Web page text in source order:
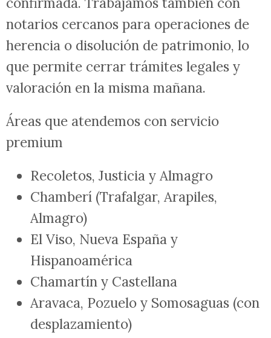
notarios cercanos para operaciones de
herencia o disolución de patrimonio, lo
que permite cerrar trámites legales y
valoración en la misma mañana.
Áreas que atendemos con servicio
premium
Recoletos, Justicia y Almagro
Chamberí (Trafalgar, Arapiles,
Almagro)
El Viso, Nueva España y
Hispanoamérica
Chamartín y Castellana
Aravaca, Pozuelo y Somosaguas (con
desplazamiento)